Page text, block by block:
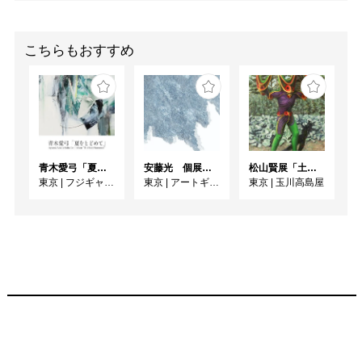
こちらもおすすめ
青木愛弓「夏をとどめて」
東京
フジギャラリー新宿
安藤光 個展『ドローイング細密画展2026』
東京
アートギャラリー絵の具箱
松山賢展「土偶怪人、土器文様画」
東京
玉川高島屋